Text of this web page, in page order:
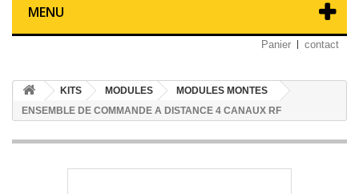
MENU
Panier contact
KITS MODULES
MODULES MONTES
ENSEMBLE DE COMMANDE A DISTANCE 4 CANAUX RF